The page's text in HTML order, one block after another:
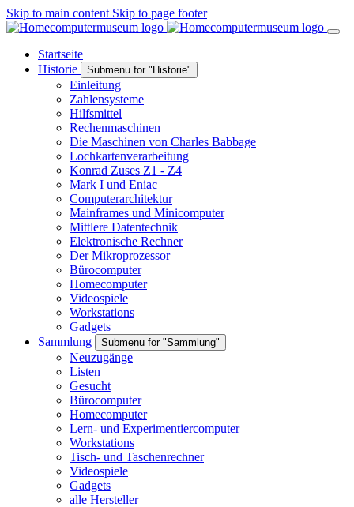
Skip to main content Skip to page footer
Startseite
Historie
Submenu for "Historie"
Einleitung
Zahlensysteme
Hilfsmittel
Rechenmaschinen
Die Maschinen von Charles Babbage
Lochkartenverarbeitung
Konrad Zuses Z1 - Z4
Mark I und Eniac
Computerarchitektur
Mainframes und Minicomputer
Mittlere Datentechnik
Elektronische Rechner
Der Mikroprozessor
Bürocomputer
Homecomputer
Videospiele
Workstations
Gadgets
Sammlung
Submenu for "Sammlung"
Neuzugänge
Listen
Gesucht
Bürocomputer
Homecomputer
Lern- und Experimentiercomputer
Workstations
Tisch- und Taschenrechner
Videospiele
Gadgets
alle Hersteller